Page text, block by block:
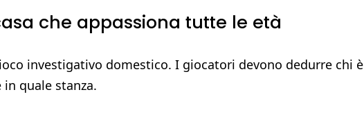
che appassiona tutte le età
investigativo domestico. I giocatori devono dedurre chi è
in quale stanza.